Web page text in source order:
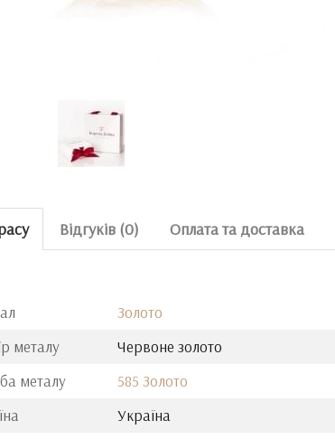
Відгуків (0) Оплата та доставка
Золото
металу
Червоне золото
металу
585 Золото
Україна